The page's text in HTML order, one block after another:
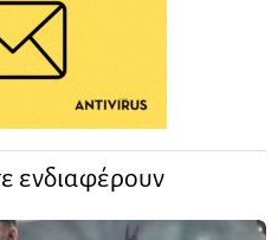
ενδιαφέρουν